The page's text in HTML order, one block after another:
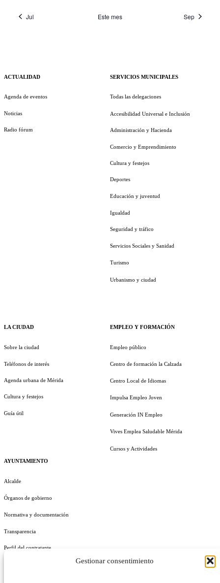
Gestionar consentimiento
Jul Este mes Sep
ACTUALIDAD
Agenda de eventos
Noticias
Radio fórum
LA CIUDAD
Sobre la ciudad
Teléfonos de interés
Agenda urbana de Mérida
Cultura y festejos
Guía útil
AYUNTAMIENTO
Alcalde
Órganos de gobierno
Normativa y documentación
Transparencia
Perfil del contratante
SERVICIOS MUNICIPALES
Todas las delegaciones
Accesibilidad Universal e Inclusión
Administración y Hacienda
Comercio y Emprendimiento
Cultura y festejos
Deportes
Educación y juventud
Igualdad
Seguridad y tráfico
Servicios Sociales y Sanidad
Turismo
Urbanismo y ciudad
EMPLEO Y FORMACIÓN
Empleo público
Centro de formación la Calzada
Centro Local de Idiomas
Impulsa Empleo Joven
Generación IN Empleo
Vives Emplea Saludable Mérida
Cursos y Actividades